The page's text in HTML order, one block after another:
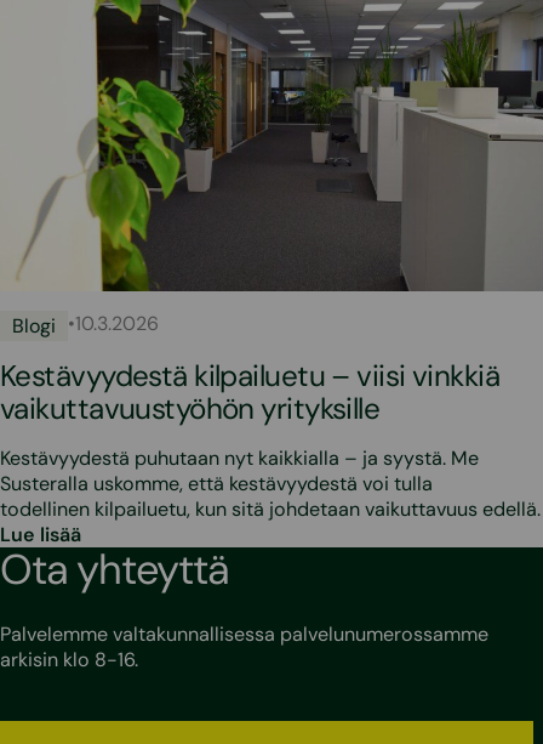
Blogi •10.3.2026
Kestävyydestä kilpailuetu – viisi vinkkiä
vaikuttavuustyöhön yrityksille
Kestävyydestä puhutaan nyt kaikkialla – ja syystä. Me
Susteralla uskomme, että kestävyydestä voi tulla
todellinen kilpailuetu, kun sitä johdetaan vaikuttavuus edellä.
Lue lisää
Ota yhteyttä
Palvelemme valtakunnallisessa palvelunumerossamme
arkisin klo 8-16.